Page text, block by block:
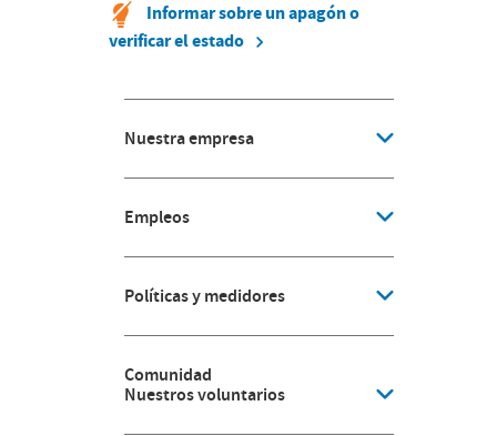
Informar sobre un apagón o
verificar el estado
Nuestra empresa
Empleos
Políticas y medidores
Comunidad
Nuestros voluntarios